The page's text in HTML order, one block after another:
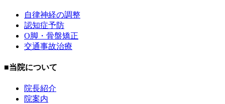
自律神経の調整
認知症予防
O脚・骨盤矯正
交通事故治療
■当院について
院長紹介
院案内